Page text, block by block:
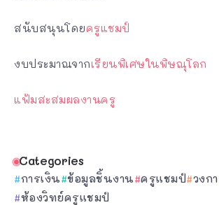
สนับสนุนโดยครูแชมป์
งบประมาณจากเรียนพิเศษในพิษณุโลก
แฟ้มสะสมผลงานครู
Categories
การเงิน ข้อมูลชิ้นงาน ครูแชมป์ วงก
ห้องวิทย์ครูแชมป์